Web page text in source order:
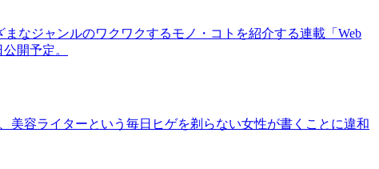
なジャンルのワクワクするモノ・コトを紹介する連載「Web
開予定。
美容ライターという毎日ヒゲを剃らない女性が書くことに違和